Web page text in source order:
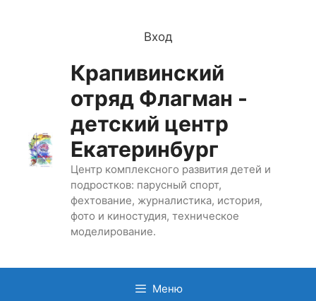
Вход
Крапивинский
отряд Флагман -
детский центр
Екатеринбург
Центр комплексного развития детей и
подростков: парусный спорт,
фехтование, журналистика, история,
фото и киностудия, техническое
моделирование.
Меню